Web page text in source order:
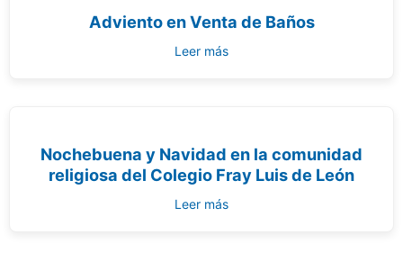
Adviento en Venta de Baños
Leer más
Nochebuena y Navidad en la comunidad
religiosa del Colegio Fray Luis de León
Leer más